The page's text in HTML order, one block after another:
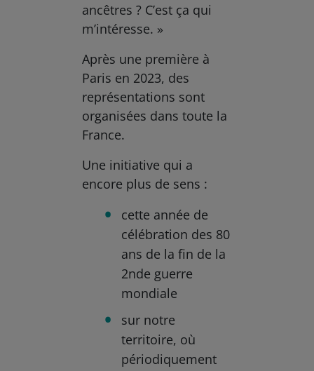
ancêtres ? C’est ça qui
m’intéresse. »
Après une première à
Paris en 2023, des
représentations sont
organisées dans toute la
France.
Une initiative qui a
encore plus de sens :
cette année de
célébration des 80
ans de la fin de la
2nde guerre
mondiale
sur notre
territoire, où
périodiquement